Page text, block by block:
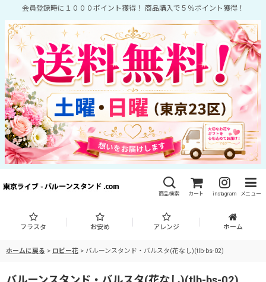
会員登録時に１０００ポイント獲得！ 商品購入で５％ポイント獲得！
商品検索 カート instagram メニュー
フラスタ お安め アレンジ ホーム
ホームに戻る > ロビー花 > バルーンスタンド・バルスタ(花なし)(tlb-bs-02)